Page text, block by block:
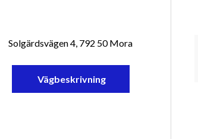
Solgärdsvägen 4, 792 50 Mora
Vägbeskrivning